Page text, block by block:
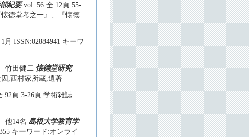
紀要vol.:56 全:12頁 55-
徳堂考之一』、『懐徳
ISSN:02884941 キーワ
竹田健二 懐徳堂研究
囚,西村家所蔵,遺著
頁 3-26頁 学術雑誌
他14名 島根大学教育学
キーワード:オンライ